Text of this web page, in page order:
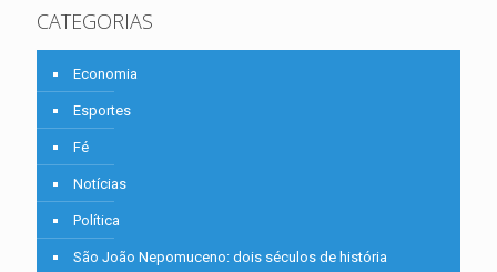
CATEGORIAS
Economia
Esportes
Fé
Notícias
Política
São João Nepomuceno: dois séculos de história